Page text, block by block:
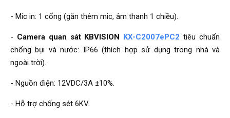
- Mic in: 1 cổng (gắn thêm mic, âm thanh 1 chiều).
- Camera quan sát KBVISION KX-C2007ePC2 tiêu chuẩn
chống bụi và nước: IP66 (thích hợp sử dụng trong nhà và
ngoài trời).
- Nguồn điện: 12VDC/3A ±10%.
- Hỗ trợ chống sét 6KV.